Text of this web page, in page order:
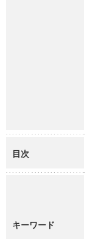
目次
キーワード